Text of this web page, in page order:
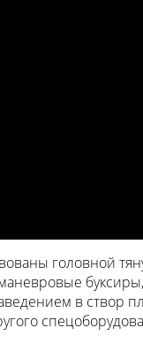
головной
буксиры,
в створ